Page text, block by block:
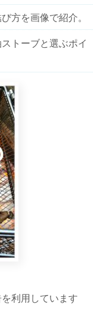
方を画像で紹介。
トーブと選ぶポイ
利用しています